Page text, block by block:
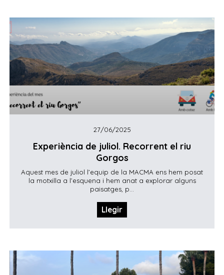
27/06/2025
Experiència de juliol. Recorrent el riu
Gorgos
Aquest mes de juliol l’equip de la MACMA ens hem posat
la motxilla a l’esquena i hem anat a explorar alguns
paisatges, p...
Llegir